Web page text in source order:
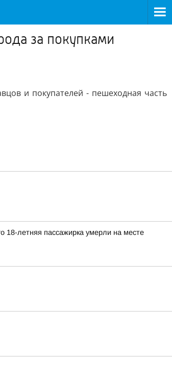
за покупками
и покупателей - пешеходная часть
летняя пассажирка умерли на месте